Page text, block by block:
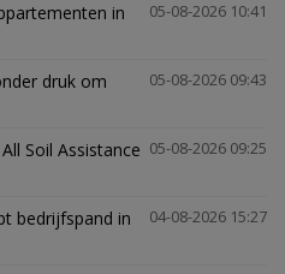
05-08-2026 10:41
in
05-08-2026 09:43
druk om
05-08-2026 09:25
Soil Assistance
04-08-2026 15:27
bedrijfspand in